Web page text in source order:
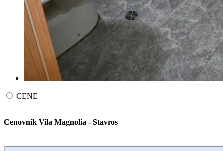
CENE
Cenovnik Vila Magnolia - Stavros